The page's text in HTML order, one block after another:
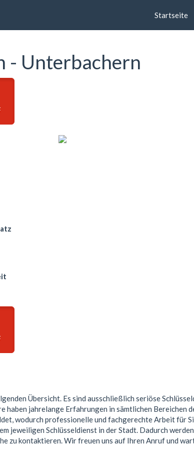
Startseite
- Unterbachern
Übersicht. Es sind ausschließlich seriöse
jahrelange Erfahrungen in sämtlichen Bereichen
wodurch professionelle und fachgerechte Arbeit für
jeweiligen Schlüsseldienst in der Stadt. Dadurch
zu kontaktieren. Wir freuen uns auf Ihren Anruf und